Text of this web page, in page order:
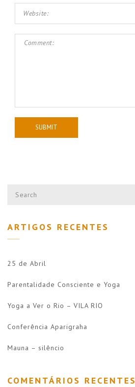
ARTIGOS RECENTES
25 de Abril
Parentalidade Consciente e Yoga
Yoga a Ver o Rio – VILA RIO
Conferência Aparigraha
Mauna – silêncio
COMENTÁRIOS RECENTES